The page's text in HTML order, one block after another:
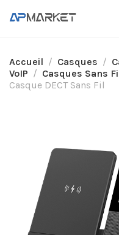
Accueil Casques
VoIP
Casques Sans
Casque DECT Sans Fil